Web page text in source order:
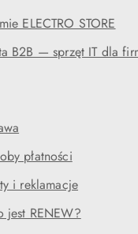
ELECTRO STORE
B2B — sprzęt IT dla
płatności
i reklamacje
jest RENEW?